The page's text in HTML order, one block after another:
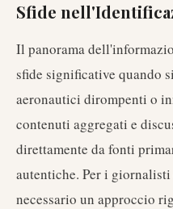
Sfide
Il panorama
sfide significative quando
aeronautici dirompenti o
contenuti aggregati e
direttamente da fonti
autentiche. Per i
necessario un approccio